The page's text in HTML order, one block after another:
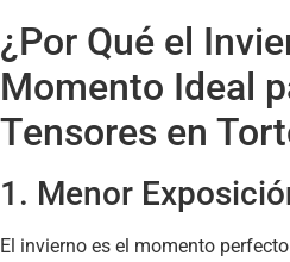
¿Por Qué el
Momento Ideal
Tensores en
1. Menor
El invierno es el momento